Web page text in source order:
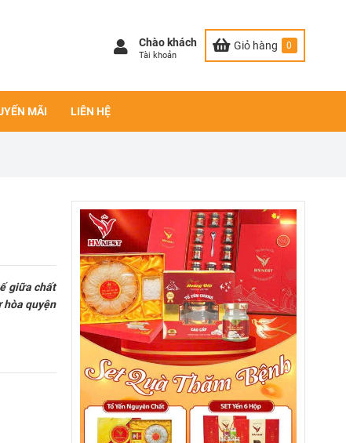
Chào khách
Tài khoản
Giỏ hàng 0
MÃI LIÊN HỆ
giữa chất
hòa quyện